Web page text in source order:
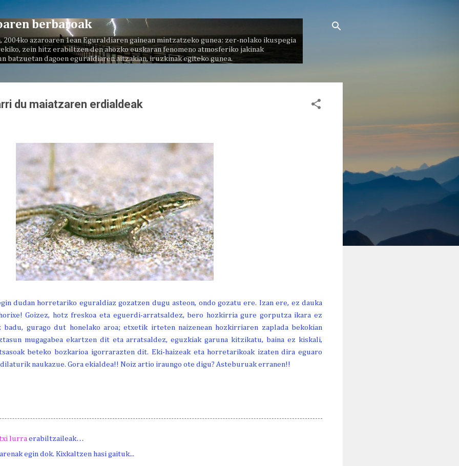
berbaroak
2004ko azaroaren 1ean Eguraldiaren gainean mintzatzeko gunea: zer-nolako ikuspegia
zein hitz erabiltzen den ahozko euskaran fenomeno atmosferiko jakinak
batzuetan dagoen eguraldiaren aitzakian, iruzkinak egiteko gunea.
du maiatzaren erdialdeak
dudan horretariko eguraldiaz gozatzen dugu asteon, ondo gozatu ere. Izan ere, ez dauka
Goizez, hotz freskoa eta eguerdi-arratsaldez, bero hozkirria gure gorputza ikara ez
gurago dut honelako aroa; etxetik irteten naizenean hozkirriaren zaplada bekokian
mugagabea ekartzen dit eta arratsaldez, eguzkiak garuna kitzikatu, baina ez kiskali,
beteko bozkarioa igorrarazten dit. Eki-haizeak eta horretarikoak izaten dira eguaro
naukazue. Gora ekialdea!! Noiz artio iraungo ote digu? Asteburuak erranen!!
lurra erabiltzaileak…
egin dok. Kixkaltzen hasi gaituk...